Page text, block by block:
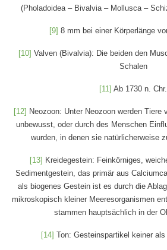
(Pholadoidea – Bivalvia – Mollusca –
[9] 8 mm bei einer Körperlänge
[10] Valven (Bivalvia): Die beiden den
Schalen
[11] Ab 1730 n. Chr.
[12] Neozoon: Unter Neozoon werden Tiere
unbewusst, oder durch des Menschen
wurden, in denen sie natürlicherweise
[13] Kreidegestein: Feinkörniges,
Sedimentgestein, das primär aus
als biogenes Gestein ist es durch die
mikroskopisch kleiner Meeresorganismen
stammen hauptsächlich in der
[14] Ton: Gesteinspartikel keiner